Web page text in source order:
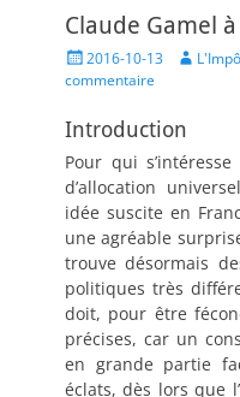
Claude Gamel à
Posted
on
2016-10-13 Author
commentaire
Introduction
Pour qui
d’allocation
idée suscite en
une agréable
trouve désormais
politiques très
doit, pour être
précises, car un
en grande partie
éclats, dès lors que